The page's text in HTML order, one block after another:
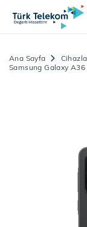
Ana Sayfa
Samsung Galaxy A36